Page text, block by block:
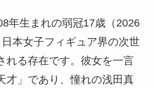
年生まれの弱冠17歳（2026
本女子フィギュア界の次世
れる存在です。彼女を一言
才」であり、憧れの浅田真